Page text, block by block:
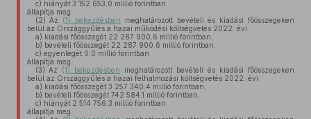
c) hiányát 3 152 653,0 millió forintban
állapítja meg.
(2) Az (1) bekezdésben meghatározott bevételi és kiadási főösszegeken
belül az Országgyűlés a hazai működési költségvetés 2022. évi
a) kiadási főösszegét 22 287 900,6 millió forintban,
b) bevételi főösszegét 22 287 900,6 millió forintban,
c) egyenlegét 0,0 millió forintban
állapítja meg.
(3) Az (1) bekezdésben
meghatározott bevételi és kiadási főösszegeken
belül az Országgyűlés a hazai felhalmozási költségvetés 2022. évi
a) kiadási főösszegét 3 257 340,4 millió forintban,
b) bevételi főösszegét 742 584,1 millió forintban,
c) hiányát 2 514 756,3 millió forintban
állapítja meg.